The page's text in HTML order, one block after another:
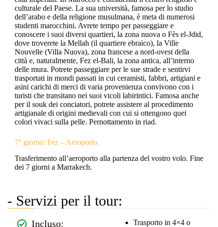
culturale del Paese. La sua università, famosa per lo studio
dell’arabo e della religione musulmana, è meta di numerosi
studenti marocchini. Avrete tempo per passeggiare e
conoscere i suoi diversi quartieri, la zona nuova o Fès el-Jdid,
dove troverete la Mellah (il quartiere ebraico), la Ville
Nouvelle (Villa Nuova), zona francese a nord-ovest della
città e, naturalmente, Fez el-Bali, la zona antica, all’interno
delle mura. Potrete passeggiare per le sue strade e sentirvi
trasportati in mondi passati in cui ceramisti, fabbri, artigiani e
asini carichi di merci di varia provenienza convivono con i
turisti che transitano nei suoi vicoli labirintici. Famosa anche
per il souk dei conciatori, potrete assistere al procedimento
artigianale di origini medievali con cui si ottengono quei
colori vivaci sulla pelle. Pernottamento in riad.
7° giorno: Fez – Aeroporto.
Trasferimento all’aeroporto alla partenza del vostro volo. Fine
dei 7 giorni a Marrakech.
- Servizi per il tour:
Incluso:
Trasporto in 4×4 o